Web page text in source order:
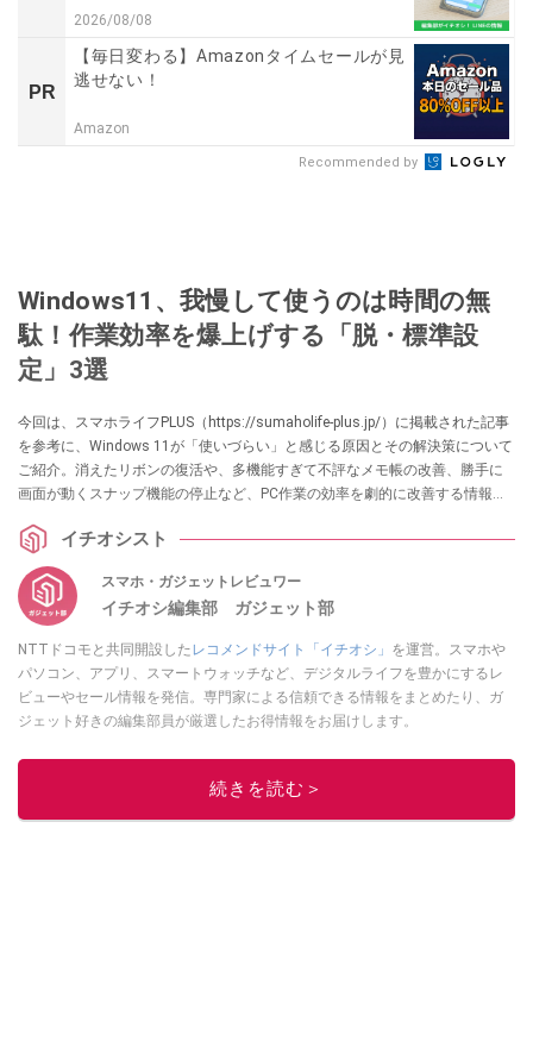
2026/08/08
PR
【毎日変わる】Amazonタイムセールが見
逃せない！
Amazon
Recommended by
Windows11、我慢して使うのは時間の無
駄！作業効率を爆上げする「脱・標準設
定」3選
今回は、スマホライフPLUS（https://sumaholife-plus.jp/）に掲載された記事
を参考に、Windows 11が「使いづらい」と感じる原因とその解決策について
ご紹介。消えたリボンの復活や、多機能すぎて不評なメモ帳の改善、勝手に
画面が動くスナップ機能の停止など、PC作業の効率を劇的に改善する情報を
イチオシスト
スマホ・ガジェットレビュワー
イチオシ編集部 ガジェット部
NTTドコモと共同開設した レコメンドサイト「イチオシ」 を運営。スマホや
パソコン、アプリ、スマートウォッチなど、デジタルライフを豊かにするレ
ビューやセール情報を発信。専門家による信頼できる情報をまとめたり、ガ
ジェット好きの編集部員が厳選したお得情報をお届けします。
このイチオシストの他の記事を読む
続きを読む＞